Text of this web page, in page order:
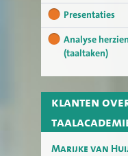
Presentaties
Analyse
(taaltaken)
klanten
Marijke van